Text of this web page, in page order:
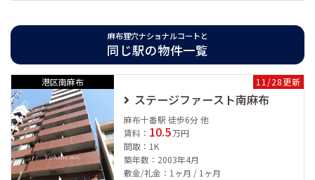
駐輪場、敷地内ゴミ置場完備しています。
麻布狸穴ナショナルコートには追焚機能付オートバス、浴室換気
暖房乾燥機、シャワートイレ、独立洗面台御座います。
港区東麻布の賃貸情報は、麻布十番の賃貸に詳しいユウキホーム
へお問い合わせ下さい。
麻布狸穴ナショナルコートと
同じ駅の物件一覧
港区南麻布 11/28更新
ステージファースト南麻布
麻布十番駅 徒歩6分 他
賃料： 10.5 万円
間取：1K
築年数：2003年4月
敷金/礼金：1ヶ月 / 1ヶ月